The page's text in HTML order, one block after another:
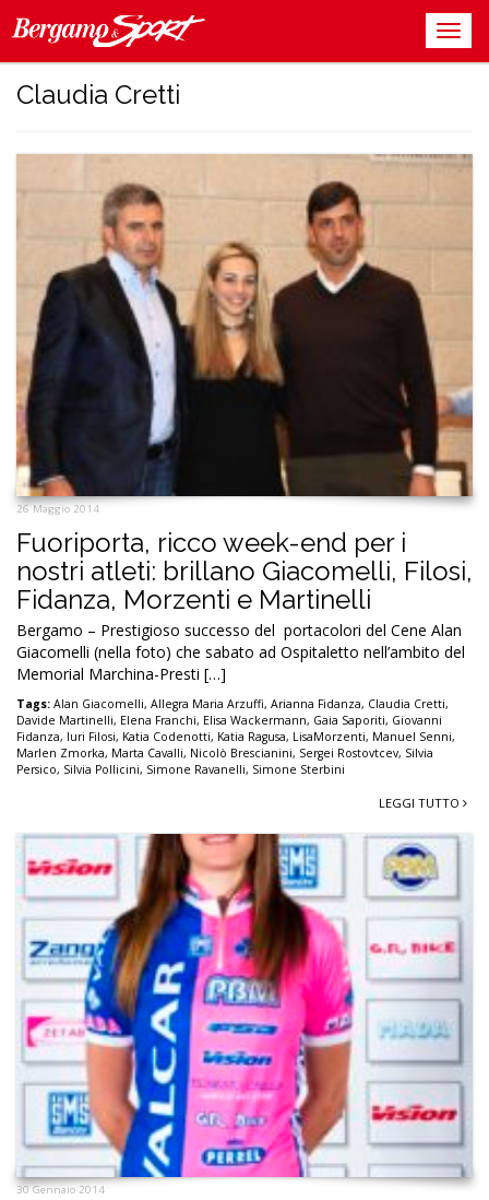
Claudia Cretti
26 Maggio 2014
Fuoriporta, ricco week-end per i
nostri atleti: brillano Giacomelli, Filosi,
Fidanza, Morzenti e Martinelli
Bergamo – Prestigioso successo del portacolori del Cene Alan
Giacomelli (nella foto) che sabato ad Ospitaletto nell’ambito del
Memorial Marchina-Presti […]
Tags: Alan Giacomelli, Allegra Maria Arzuffi, Arianna Fidanza, Claudia Cretti,
Davide Martinelli, Elena Franchi, Elisa Wackermann, Gaia Saporiti, Giovanni
Fidanza, Iuri Filosi, Katia Codenotti, Katia Ragusa, LisaMorzenti, Manuel Senni,
Marlen Zmorka, Marta Cavalli, Nicolò Brescianini, Sergei Rostovtcev, Silvia
Persico, Silvia Pollicini, Simone Ravanelli, Simone Sterbini
LEGGI TUTTO
30 Gennaio 2014